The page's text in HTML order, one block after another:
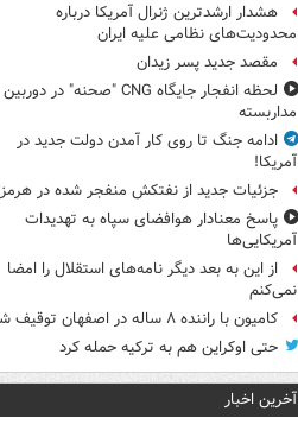
هشدار ارشدترین ژنرال آمریکا درباره
محدودیت‌های نظامی علیه ایران
مقصد جدید پسر زیدان
لحظه انفجار جایگاه CNG "صحنه" در دوربین
مداربسته
ادامه جنگ تا روی کار آمدن دولت جدید در
آمریکا!
جزئیات جدید از نفتکش منفجر شده در هرمز
پاسخ معنادار هوافضای سپاه به تهدیدات
آمریکایی‌ها
از این به بعد دیگر نامه‌های استقلال را امضا
نمی‌کنم
کامیون با راننده ۸ ساله در اصفهان توقیف شد
حتی اوکراین هم به ترکیه حمله کرد
آخرین اخبار